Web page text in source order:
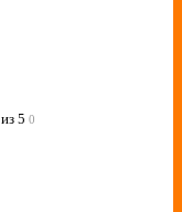
из 5 0